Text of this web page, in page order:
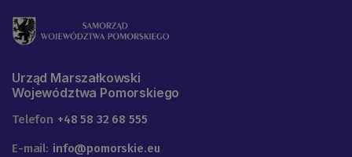
Urząd Marszałkowski
Województwa Pomorskiego
Telefon +48 58 32 68 555
E-mail: info@pomorskie.eu